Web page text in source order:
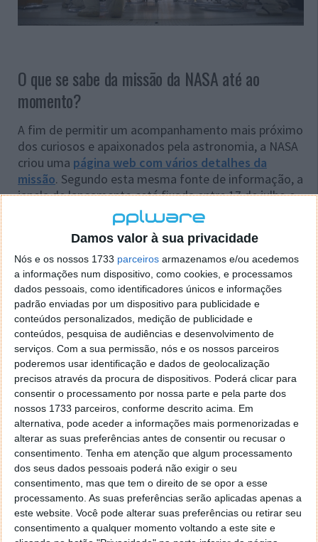
Damos valor à sua privacidade
Nós e os nossos 1733 parceiros armazenamos e/ou acedemos
a informações num dispositivo, como cookies, e processamos
dados pessoais, como identificadores únicos e informações
padrão enviadas por um dispositivo para publicidade e
conteúdos personalizados, medição de publicidade e
conteúdos, pesquisa de audiências e desenvolvimento de
serviços. Com a sua permissão, nós e os nossos parceiros
poderemos usar identificação e dados de geolocalização
precisos através da procura de dispositivos. Poderá clicar para
consentir o processamento por nossa parte e pela parte dos
nossos 1733 parceiros, conforme descrito acima. Em
alternativa, pode aceder a informações mais pormenorizadas e
alterar as suas preferências antes de consentir ou recusar o
consentimento. Tenha em atenção que algum processamento
dos seus dados pessoais poderá não exigir o seu
consentimento, mas que tem o direito de se opor a esse
processamento. As suas preferências serão aplicadas apenas a
este website. Você pode alterar suas preferências ou retirar seu
consentimento a qualquer momento voltando a este site e
O que se sabe da missão da NASA até ao
momento?
A fim de permitir um acompanhamento mais próximo
dos curiosos e apaixonados pela astronomia, a NASA
criou uma página web com vários detalhes da
missão. Segundo esta mesma fonte de informação, a
janela de lançamento está fixada entre 17 de julho e
5 de agosto de 2020. O local de lançamento para o
espaço deste veículo será a base da Força Aérea,
Cabo Canaveral, na Florida.
O pouso está programado para acontecer no dia 18
de fevereiro de 2021. O local, como já foiavançado
há algum tempo , será na Cratera Jezero, com cerca
de 250 metros de profundidade.